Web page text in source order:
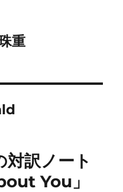
重
訳ノート
You」